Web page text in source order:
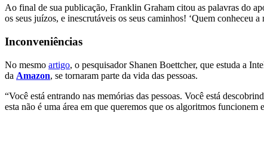
Ao final de sua publicação, Franklin Graham citou as palavras do
os seus juízos, e inescrutáveis os seus caminhos! ‘Quem conheceu
Inconveniências
No mesmo artigo, o pesquisador Shanen Boettcher, que estuda a
da Amazon, se tornaram parte da vida das pessoas.
“Você está entrando nas memórias das pessoas. Você está
esta não é uma área em que queremos que os algoritmos funcionem